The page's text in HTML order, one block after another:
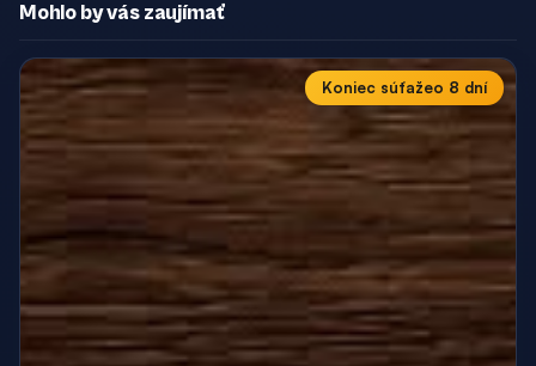
Mohlo by vás zaujímať
Koniec súťažeo 8 dní